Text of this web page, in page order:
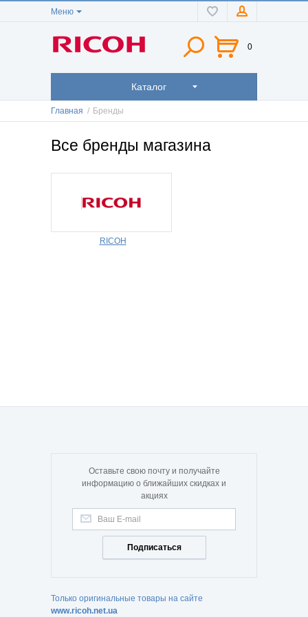
Меню
0
Каталог
Главная / Бренды
Все бренды магазина
RICOH
Оставьте свою почту и получайте
информацию о ближайших скидках и
акциях
Подписаться
Только оригинальные товары на сайте
www.ricoh.net.ua